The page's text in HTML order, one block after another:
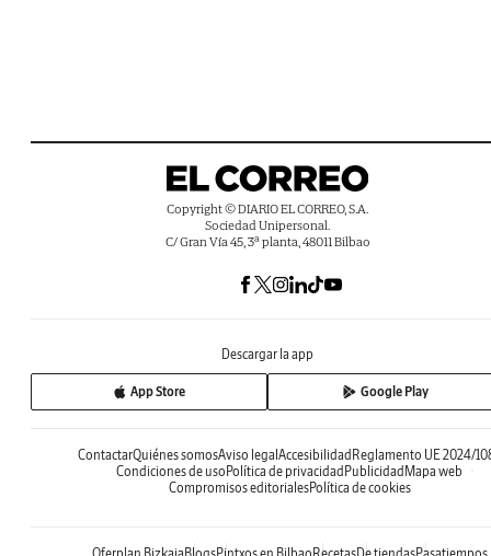
Copyright © DIARIO EL CORREO, S.A.
Sociedad Unipersonal.
C/ Gran Vía 45, 3ª planta, 48011 Bilbao
Descargar la app
App Store Google Play
ContactarQuiénes somosAviso legalAccesibilidadReglamento UE 2024/
Condiciones de usoPolítica de privacidadPublicidadMapa web
Compromisos editorialesPolítica de cookies